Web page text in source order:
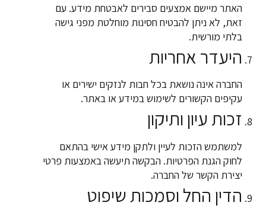
האתר מיישם אמצעים סבירים לאבטחת מידע. עם
זאת, לא ניתן להבטיח חסינות מוחלטת מפני גישה
בלתי מורשית.
היעדר אחריות
החברה אינה נושאת בכל חבות לנזקים ישירים או
עקיפים הקשורים לשימוש במידע או באתר.
זכות עיון ותיקון
למשתמש הזכות לעיין ולתקן מידע אישי בהתאם
לחוק הגנת הפרטיות. הבקשה תיעשה באמצעות פרטי
יצירת הקשר של החברה.
הדין החל וסמכות שיפוט